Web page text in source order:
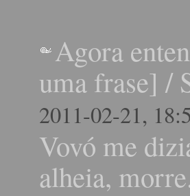
Agora
uma frase] /
2011-02-21,
Vovó me
alheia,